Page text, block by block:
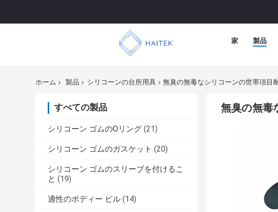
家 製品
ホーム 製品 シリコーンの台所用具 無臭の無毒なシリコーンの世帯項目
すべての製品
シリコーン ゴムのOリング (21)
シリコーン ゴムのガスケット (20)
シリコーン ゴムのスリーブを付けるこ
と (19)
適性のボディー ビル (14)
無臭の無毒